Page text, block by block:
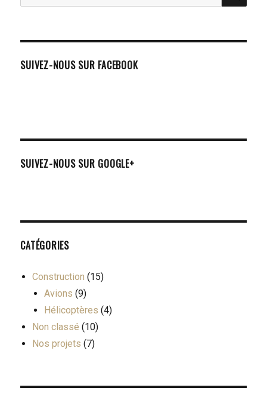
pour :
SUIVEZ-NOUS SUR FACEBOOK
SUIVEZ-NOUS SUR GOOGLE+
CATÉGORIES
Construction (15)
Avions (9)
Hélicoptères (4)
Non classé (10)
Nos projets (7)